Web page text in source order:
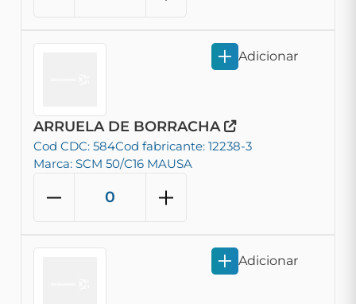
ARRUELA DE BORRACHA
Cod CDC: 584Cod fabricante: 12238-3
Marca: SCM 50/C16 MAUSA
Adicionar
Adicionar